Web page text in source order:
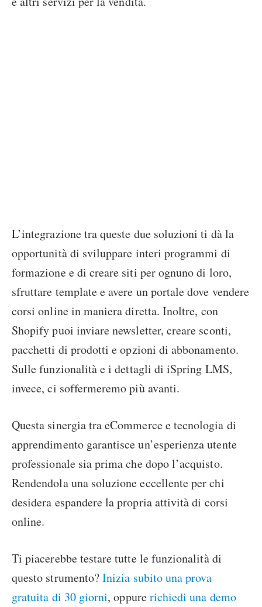
L’integrazione tra queste due soluzioni ti dà la
opportunità di sviluppare interi programmi di
formazione e di creare siti per ognuno di loro,
sfruttare template e avere un portale dove vendere
corsi online in maniera diretta. Inoltre, con
Shopify puoi inviare newsletter, creare sconti,
pacchetti di prodotti e opzioni di abbonamento.
Sulle funzionalità e i dettagli di iSpring LMS,
invece, ci soffermeremo più avanti.
Questa sinergia tra eCommerce e tecnologia di
apprendimento garantisce un’esperienza utente
professionale sia prima che dopo l’acquisto.
Rendendola una soluzione eccellente per chi
desidera espandere la propria attività di corsi
online.
Ti piacerebbe testare tutte le funzionalità di
questo strumento?Inizia subito una prova
gratuita di 30 giorni, oppurerichiedi una demo